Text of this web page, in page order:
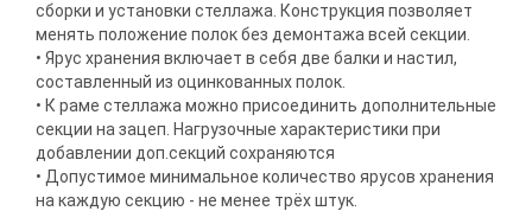
сборки и установки стеллажа. Конструкция позволяет
менять положение полок без демонтажа всей секции.
• Ярус хранения включает в себя две балки и настил,
составленный из оцинкованных полок.
• К раме стеллажа можно присоединить дополнительные
секции на зацеп. Нагрузочные характеристики при
добавлении доп.секций сохраняются
• Допустимое минимальное количество ярусов хранения
на каждую секцию - не менее трёх штук.